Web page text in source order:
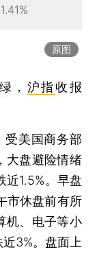
原图
， 沪指收报
美国商务部
大盘避险情绪
近1.5%。早盘
市休盘前有所
机、电子等小
近3%。盘面上